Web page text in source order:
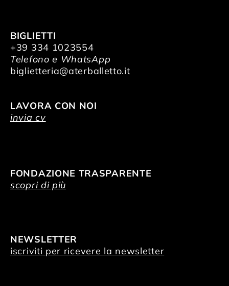
BIGLIETTI
+39 334 1023554
Telefono e WhatsApp
biglietteria@aterballetto.it
LAVORA CON NOI
invia cv
FONDAZIONE TRASPARENTE
scopri di più
NEWSLETTER
iscriviti per ricevere la newsletter